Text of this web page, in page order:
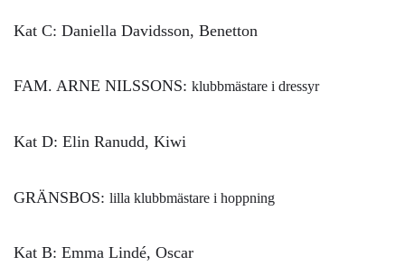
Kat C: Daniella Davidsson, Benetton
FAM. ARNE NILSSONS: klubbmästare i dressyr
Kat D: Elin Ranudd, Kiwi
GRÄNSBOS: lilla klubbmästare i hoppning
Kat B: Emma Lindé, Oscar